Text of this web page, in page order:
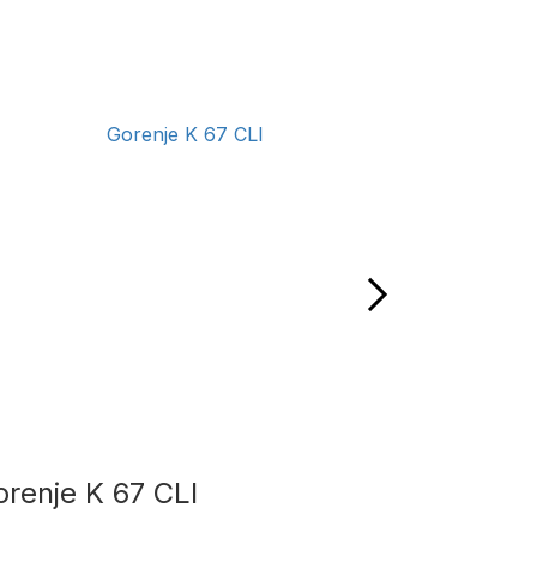
K 67 CLI